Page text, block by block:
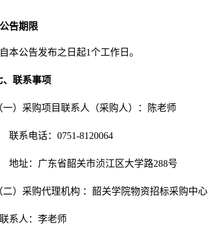
告期限
自本公告发布之日起1个工作日。
、联系事项
一） 采购项目联系人（采购人）： 陈老师
联系电话：0751-8120064
地址：广东省韶关市浈江区大学路288号
二）采购代理机构 ：韶关学院物资招标采购中心
联系人： 李老师